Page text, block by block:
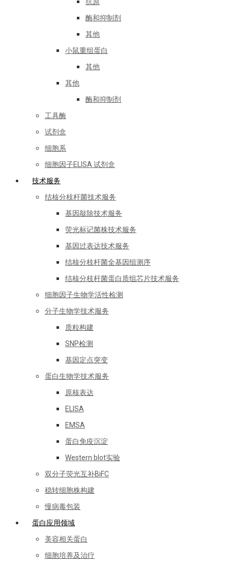
酶和抑制剂
其他
小鼠重组蛋白
其他
其他
酶和抑制剂
工具酶
试剂盒
细胞系
细胞因子ELISA 试剂盒
技术服务
结核分枝杆菌技术服务
基因敲除技术服务
荧光标记菌株技术服务
基因过表达技术服务
结核分枝杆菌全基因组测序
结核分枝杆菌蛋白质组芯片技术服务
细胞因子生物学活性检测
分子生物学技术服务
质粒构建
SNP检测
基因定点突变
蛋白生物学技术服务
原核表达
ELISA
EMSA
蛋白免疫沉淀
Western blot实验
双分子荧光互补BiFC
稳转细胞株构建
慢病毒包装
蛋白应用领域
美容相关蛋白
细胞培养及治疗